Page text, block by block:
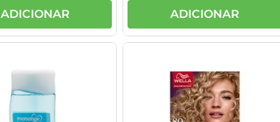
ADICIONAR ADICIONAR